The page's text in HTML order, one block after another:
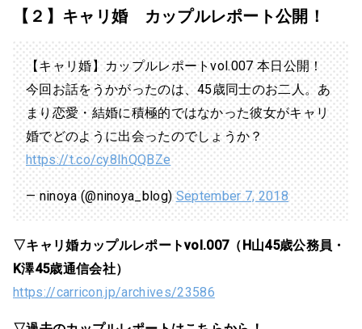
【２】キャリ婚 カップルレポート公開！
【キャリ婚】カップルレポートvol.007 本日公開！
今回お話をうかがったのは、45歳同士のお二人。あ
まり恋愛・結婚に積極的ではなかった彼女がキャリ
婚でどのように出会ったのでしょうか？
https://t.co/cy8IhQQBZe
— ninoya (@ninoya_blog)September 7, 2018
▽キャリ婚カップルレポートvol.007（H山45歳公務員・
K澤45歳通信会社）
https://carricon.jp/archives/23586